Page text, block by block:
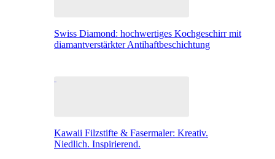
Swiss Diamond: hochwertiges Kochgeschirr mit
diamantverstärkter Antihaftbeschichtung
Kawaii Filzstifte & Fasermaler: Kreativ.
Niedlich. Inspirierend.